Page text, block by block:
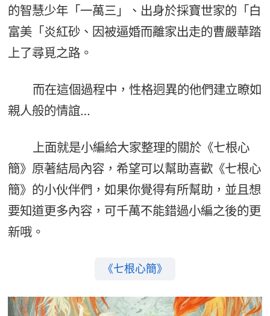
的智慧少年「一萬三」、出身於採寶世家的「白
富美「炎紅砂、因被逼婚而離家出走的曹嚴華踏
上了尋覓之路。
而在這個過程中，性格迥異的他們建立瞭如
親人般的情誼…
上面就是小編給大家整理的關於《七根心
簡》原著結局內容，希望可以幫助喜歡《七根心
簡》的小伙伴們，如果你覺得有所幫助，並且想
要知道更多內容，可千萬不能錯過小編之後的更
新哦。
《七根心簡》